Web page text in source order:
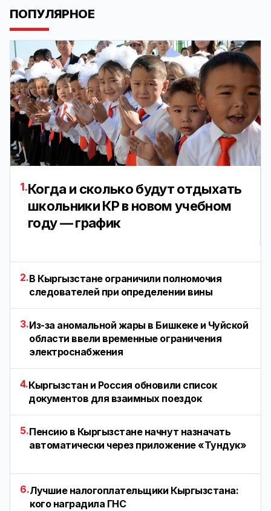
ПОПУЛЯРНОЕ
1.Когда и сколько будут отдыхать
школьники КР в новом учебном
году — график
2.В Кыргызстане ограничили полномочия
следователей при определении вины
3.Из-за аномальной жары в Бишкеке и Чуйской
области ввели временные ограничения
электроснабжения
4.Кыргызстан и Россия обновили список
документов для взаимных поездок
5.Пенсию в Кыргызстане начнут назначать
автоматически через приложение «Тундук»
6.Лучшие налогоплательщики Кыргызстана:
кого наградила ГНС